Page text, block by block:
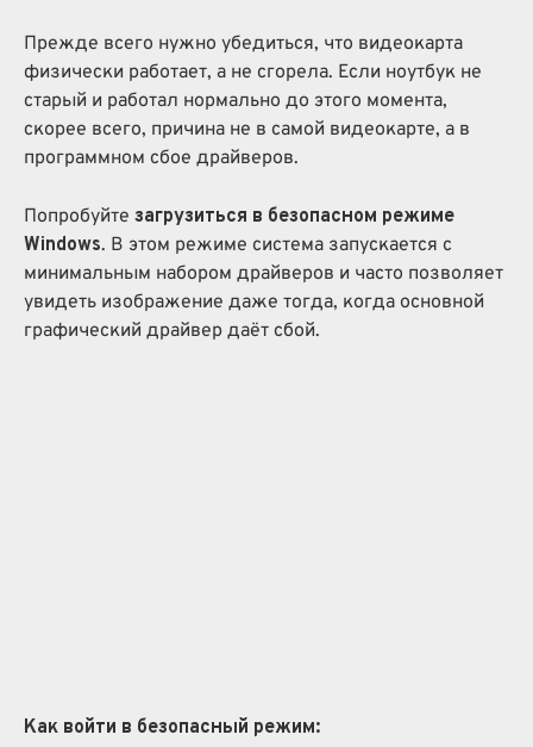
Прежде всего нужно убедиться, что видеокарта
физически работает, а не сгорела. Если ноутбук не
старый и работал нормально до этого момента,
скорее всего, причина не в самой видеокарте, а в
программном сбое драйверов.
Попробуйте загрузиться в безопасном режиме
Windows. В этом режиме система запускается с
минимальным набором драйверов и часто позволяет
увидеть изображение даже тогда, когда основной
графический драйвер даёт сбой.
Как войти в безопасный режим: